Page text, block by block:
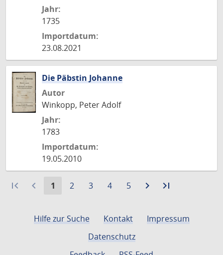
Jahr:
1735
Importdatum:
23.08.2021
Die Päbstin Johanne
Autor
Winkopp, Peter Adolf
Jahr:
1783
Importdatum:
19.05.2010
first_page navigate_before
Aktuelle
1
Gehe
2
Gehe
3
Gehe
4
Gehe
5 navigate_next
Zurlast_page
Hilfe zur Suche
Kontakt
Impressum
Datenschutz